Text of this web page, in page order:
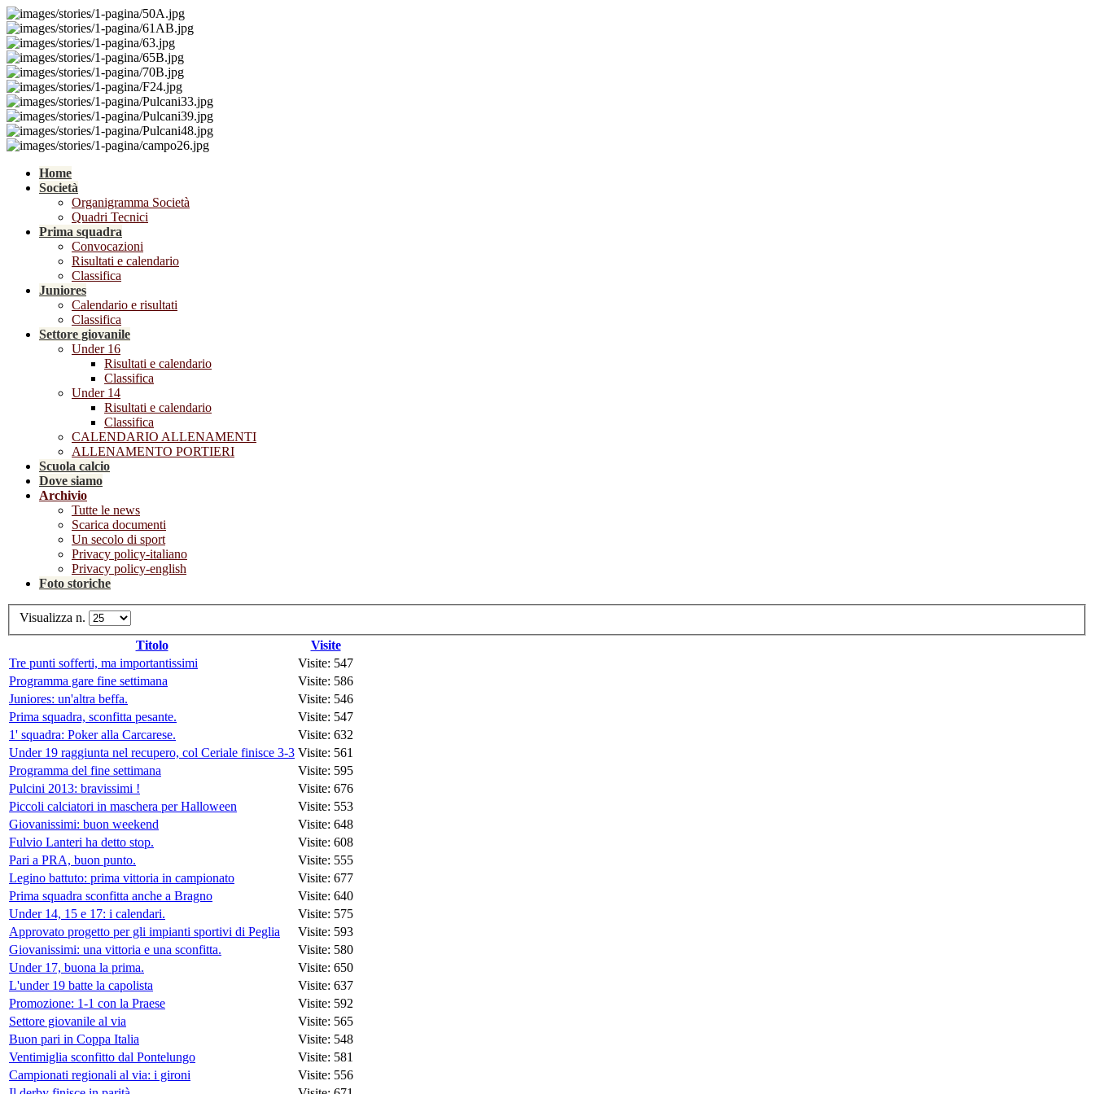
Home
Società
Organigramma Società
Quadri Tecnici
Prima squadra
Convocazioni
Risultati e calendario
Classifica
Juniores
Calendario e risultati
Classifica
Settore giovanile
Under 16
Risultati e calendario
Classifica
Under 14
Risultati e calendario
Classifica
CALENDARIO ALLENAMENTI
ALLENAMENTO PORTIERI
Scuola calcio
Dove siamo
Archivio
Tutte le news
Scarica documenti
Un secolo di sport
Privacy policy-italiano
Privacy policy-english
Foto storiche
Visualizza n.
Titolo
Visite
Tre punti sofferti, ma importantissimi
Visite: 547
Programma gare fine settimana
Visite: 586
Juniores: un'altra beffa.
Visite: 546
Prima squadra, sconfitta pesante.
Visite: 547
1' squadra: Poker alla Carcarese.
Visite: 632
Under 19 raggiunta nel recupero, col Ceriale finisce 3-3 Visite: 561
Programma del fine settimana
Visite: 595
Pulcini 2013: bravissimi !
Visite: 676
Piccoli calciatori in maschera per Halloween
Visite: 553
Giovanissimi: buon weekend
Visite: 648
Fulvio Lanteri ha detto stop.
Visite: 608
Pari a PRA, buon punto.
Visite: 555
Legino battuto: prima vittoria in campionato
Visite: 677
Prima squadra sconfitta anche a Bragno
Visite: 640
Under 14, 15 e 17: i calendari.
Visite: 575
Approvato progetto per gli impianti sportivi di Peglia
Visite: 593
Giovanissimi: una vittoria e una sconfitta.
Visite: 580
Under 17, buona la prima.
Visite: 650
L'under 19 batte la capolista
Visite: 637
Promozione: 1-1 con la Praese
Visite: 592
Settore giovanile al via
Visite: 565
Buon pari in Coppa Italia
Visite: 548
Ventimiglia sconfitto dal Pontelungo
Visite: 581
Campionati regionali al via: i gironi
Visite: 556